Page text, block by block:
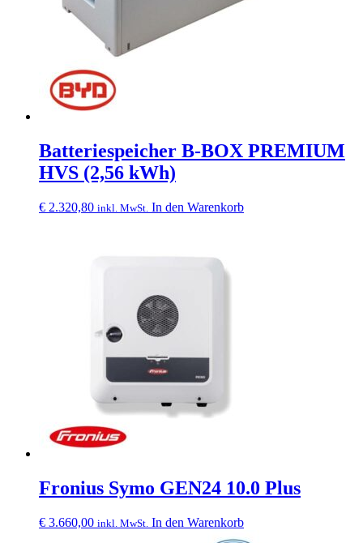
Batteriespeicher B-BOX PREMIUM
HVS (2,56 kWh)
€ 2.320,80 inkl. MwSt. In den Warenkorb
Fronius Symo GEN24 10.0 Plus
€ 3.660,00 inkl. MwSt. In den Warenkorb